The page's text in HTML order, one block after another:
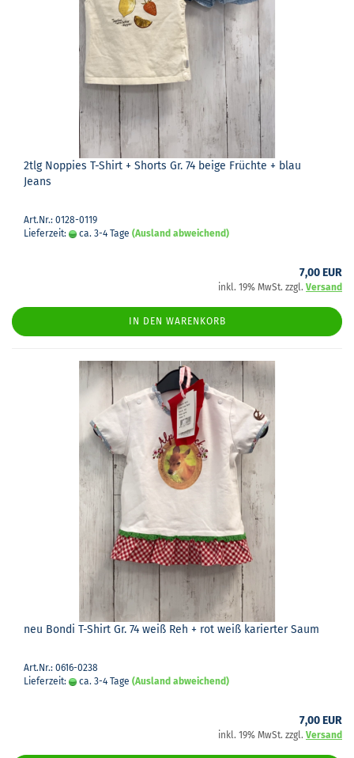
2tlg Nop­pies T-​Shirt + Shorts Gr. 74 beige Früch­te + blau
Jeans
Art.Nr.: 0128-0119
Lieferzeit:
ca. 3-4 Tage (Ausland abweichend)
7,00 EUR
inkl. 19% MwSt. zzgl. Versand
IN DEN WARENKORB
neu Bondi T-​Shirt Gr. 74 weiß Reh + rot weiß ka­rier­ter Saum
Art.Nr.: 0616-0238
Lieferzeit:
ca. 3-4 Tage (Ausland abweichend)
7,00 EUR
inkl. 19% MwSt. zzgl. Versand